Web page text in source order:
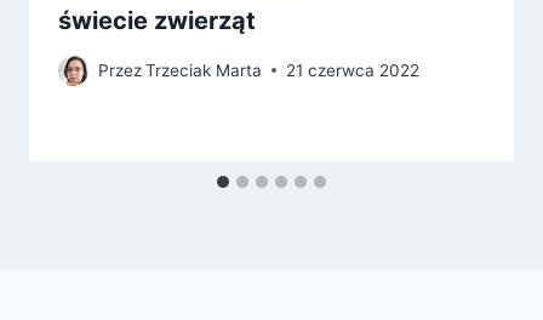
świecie zwierząt
PrzezTrzeciak Marta 21 czerwca 2022